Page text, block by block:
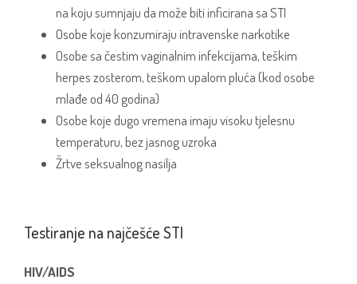
na koju sumnjaju da može biti inficirana sa STI
Osobe koje konzumiraju intravenske narkotike
Osobe sa čestim vaginalnim infekcijama, teškim
herpes zosterom, teškom upalom pluća (kod osobe
mlađe od 40 godina)
Osobe koje dugo vremena imaju visoku tjelesnu
temperaturu, bez jasnog uzroka
Žrtve seksualnog nasilja
Testiranje na najčešće STI
HIV/AIDS